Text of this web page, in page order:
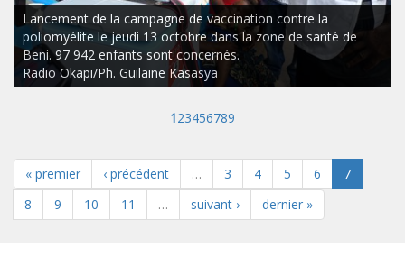
Lancement de la campagne de vaccination contre la
poliomyélite le jeudi 13 octobre dans la zone de santé de
Beni. 97 942 enfants sont concernés.
Radio Okapi/Ph. Guilaine Kasasya
123456789
« premier ‹ précédent … 3 4 5 6
7
8
9 10 11 … suivant › dernier »